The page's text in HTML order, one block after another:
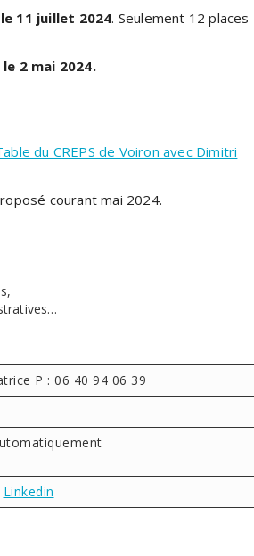
le 11 juillet 2024. Seulement 12 places
le 2 mai 2024.
du CREPS de Voiron avec Dimitri
courant mai 2024.
P : 06 40 94 06 39
Linkedin